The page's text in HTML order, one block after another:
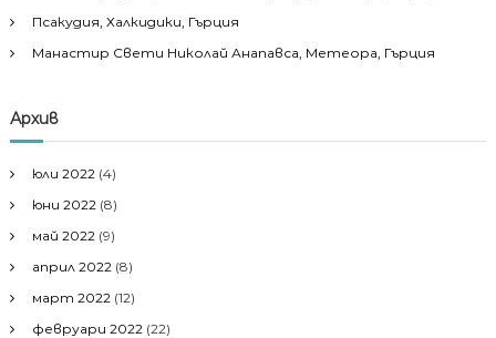
Псакудия, Халкидики, Гърция
Манастир Свети Николай Анапавса, Метеора, Гърция
Архив
юли 2022 (4)
юни 2022 (8)
май 2022 (9)
април 2022 (8)
март 2022 (12)
февруари 2022 (22)